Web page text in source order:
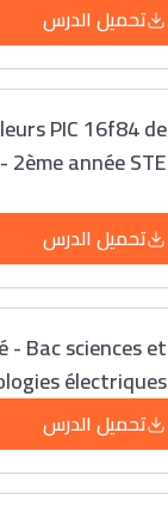
تحميل الدرس
PIC 16f84 de
2ème année STE
تحميل الدرس
Bac sciences et
électriques
تحميل الدرس